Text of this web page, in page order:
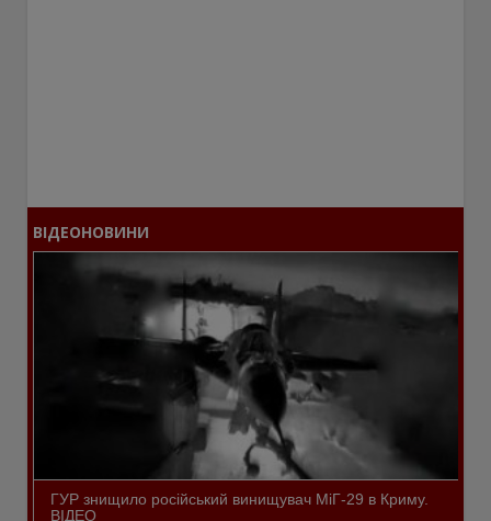
ВІДЕОНОВИНИ
ГУР знищило російський винищувач МіГ-29 в Криму.
ВІДЕО